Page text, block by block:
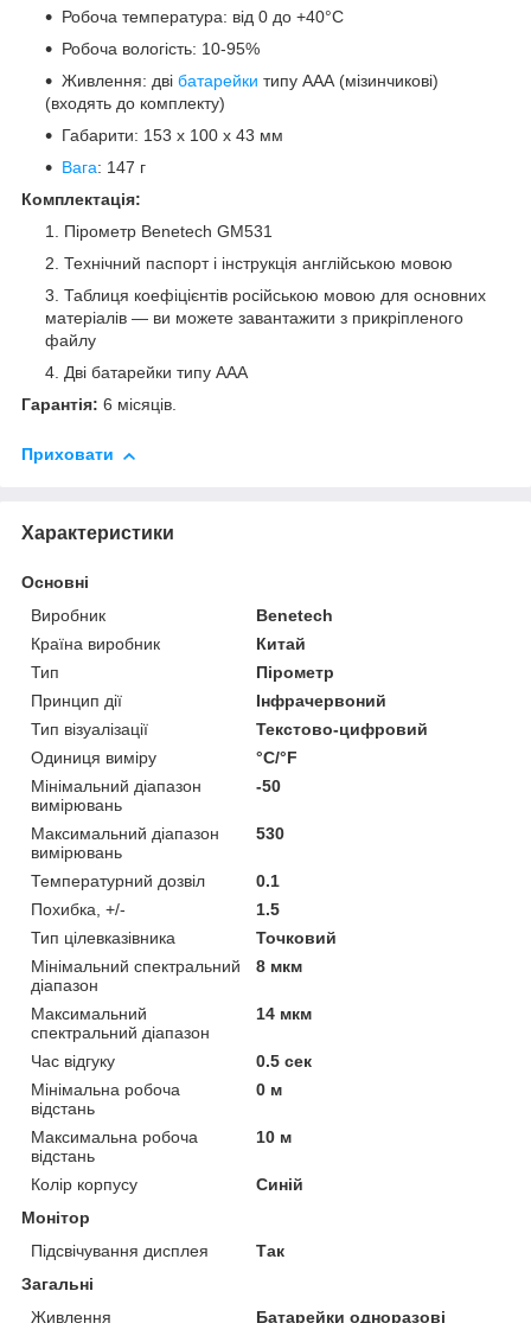
Робоча температура: від 0 до +40°C
Робоча вологість: 10-95%
Живлення: дві батарейки типу ААА (мізинчикові)
(входять до комплекту)
Габарити: 153 х 100 х 43 мм
Вага: 147 г
Комплектація:
Пірометр Benetech GM531
Технічний паспорт і інструкція англійською мовою
Таблиця коефіцієнтів російською мовою для основних
матеріалів — ви можете завантажити з прикріпленого
файлу
Дві батарейки типу ААА
Гарантія: 6 місяців.
Приховати
Характеристики
Основні
Виробник
Benetech
Країна виробник
Китай
Тип
Пірометр
Принцип дії
Інфрачервоний
Тип візуалізації
Текстово-цифровий
Одиниця виміру
°С/°F
Мінімальний діапазон
вимірювань
-50
Максимальний діапазон
вимірювань
530
Температурний дозвіл
0.1
Похибка, +/-
1.5
Тип цілевказівника
Точковий
Мінімальний спектральний
діапазон
8 мкм
Максимальний
спектральний діапазон
14 мкм
Час відгуку
0.5 сек
Мінімальна робоча
відстань
0 м
Максимальна робоча
відстань
10 м
Колір корпусу
Синій
Монітор
Підсвічування дисплея
Так
Загальні
Живлення
Батарейки одноразові